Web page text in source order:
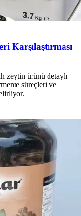
Karşılaştırması
zeytin ürünü detaylı
süreçleri ve